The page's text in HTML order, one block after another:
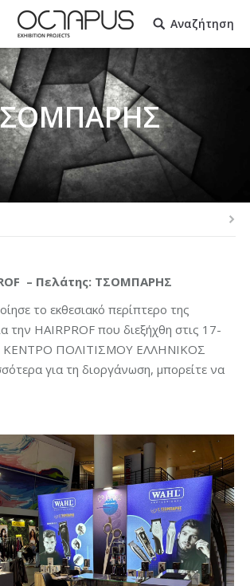
Αναζήτηση
– Πελάτης: ΤΣΟΜΠΑΡΗΣ
το εκθεσιακό περίπτερο της
HAIRPROF που διεξήχθη στις 17-
ΚΕΝΤΡΟ ΠΟΛΙΤΙΣΜΟΥ ΕΛΛΗΝΙΚΟΣ
για τη διοργάνωση, μπορείτε να